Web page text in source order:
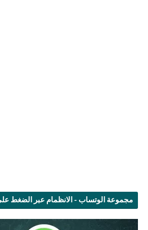
مجموعة الوتساب - الانظمام عبر الضغط